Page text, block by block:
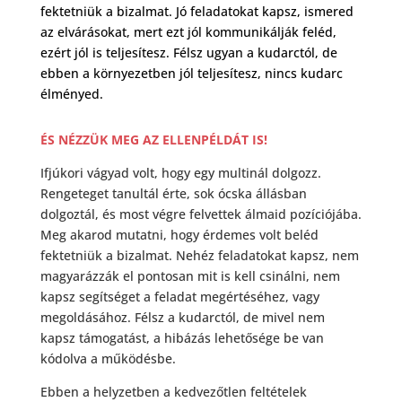
fektetniük a bizalmat. Jó feladatokat kapsz, ismered
az elvárásokat, mert ezt jól kommunikálják feléd,
ezért jól is teljesítesz. Félsz ugyan a kudarctól, de
ebben a környezetben jól teljesítesz, nincs kudarc
élményed.
ÉS NÉZZÜK MEG AZ ELLENPÉLDÁT IS!
Ifjúkori vágyad volt, hogy egy multinál dolgozz.
Rengeteget tanultál érte, sok ócska állásban
dolgoztál, és most végre felvettek álmaid pozíciójába.
Meg akarod mutatni, hogy érdemes volt beléd
fektetniük a bizalmat. Nehéz feladatokat kapsz, nem
magyarázzák el pontosan mit is kell csinálni, nem
kapsz segítséget a feladat megértéséhez, vagy
megoldásához. Félsz a kudarctól, de mivel nem
kapsz támogatást, a hibázás lehetősége be van
kódolva a működésbe.
Ebben a helyzetben a kedvezőtlen feltételek